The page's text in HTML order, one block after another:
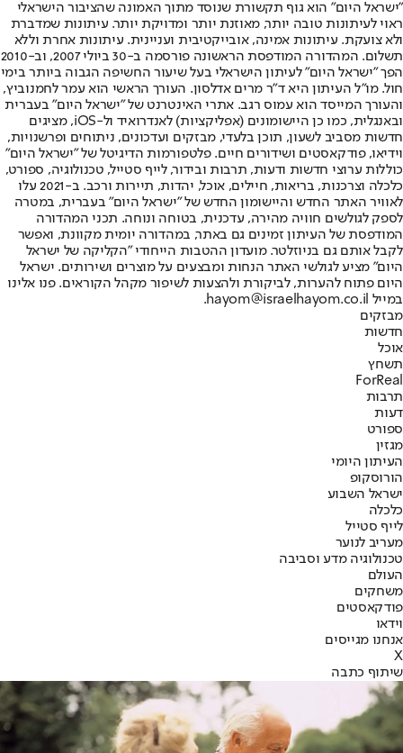
"ישראל היום" הוא גוף תקשורת שנוסד מתוך האמונה שהציבור הישראלי
ראוי לעיתונות טובה יותר, מאוזנת יותר ומדויקת יותר. עיתונות שמדברת
ולא צועקת. עיתונות אמינה, אובייקטיבית ועניינית. עיתונות אחרת וללא
תשלום. המהדורה המודפסת הראשונה פורסמה ב-30 ביולי 2007, וב-2010
הפך "ישראל היום" לעיתון הישראלי בעל שיעור החשיפה הגבוה ביותר בימי
חול. מו"ל העיתון היא ד"ר מרים אדלסון. העורך הראשי הוא עמר לחמנוביץ,
והעורך המייסד הוא עמוס רגב. אתרי האינטרנט של "ישראל היום" בעברית
ובאנגלית, כמו כן היישומונים (אפליקציות) לאנדרואיד ול-iOS, מציגים
חדשות מסביב לשעון, תוכן בלעדי, מבזקים ועדכונים, ניתוחים ופרשנויות,
וידיאו, פודקאסטים ושידורים חיים. פלטפורמות הדיגיטל של "ישראל היום"
כוללות ערוצי חדשות ודעות, תרבות ובידור, לייף סטייל, טכנולוגיה, ספורט,
כלכלה וצרכנות, בריאות, חיילים, אוכל, יהדות, תיירות ורכב. ב-2021 עלו
לאוויר האתר החדש והיישומון החדש של "ישראל היום" בעברית, במטרה
לספק לגולשים חוויה מהירה, עדכנית, בטוחה ונוחה. תכני המהדורה
המודפסת של העיתון זמינים גם באתר, במהדורה יומית מקוונת, ואפשר
לקבל אותם גם בניוזלטר. מועדון ההטבות הייחודי "הקליקה של ישראל
היום" מציע לגולשי האתר הנחות ומבצעים על מוצרים ושירותים. ישראל
היום פתוח להערות, לביקורת ולהצעות לשיפור מקהל הקוראים. פנו אלינו
במייל hayom@israelhayom.co.il.
מבזקים
חדשות
אוכל
תשחץ
ForReal
תרבות
דעות
ספורט
מגזין
העיתון היומי
הורוסקופ
ישראל השבוע
כלכלה
לייף סטייל
מעריב לנוער
טכנולוגיה מדע וסביבה
העולם
משחקים
פודקאסטים
וידאו
אנחנו מגייסים
X
שיתוף כתבה